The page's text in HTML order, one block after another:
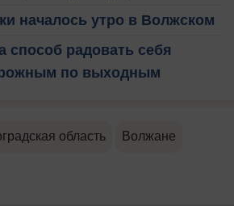
началось утро в Волжском
способ радовать себя
по выходным
область Волжане